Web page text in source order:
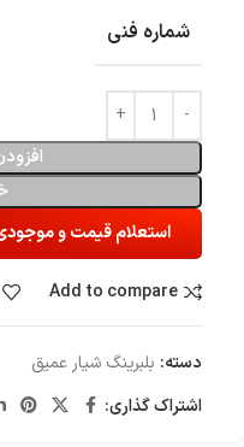
شماره فنی
استعلام قیمت و
Add to compare
دسته: بلبرینگ شیار عمیق
اشتراک گذاری: